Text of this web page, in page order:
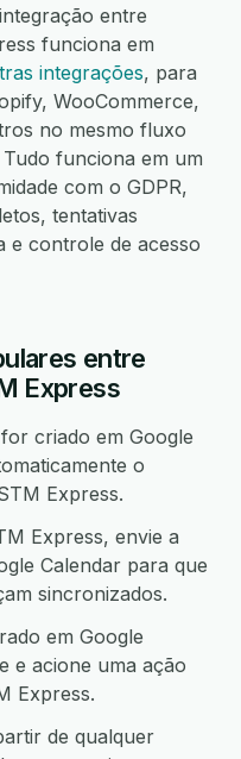
entre
funciona em
integrações, para
WooCommerce,
no mesmo fluxo
funciona em um
com o GDPR,
tentativas
e controle de acesso
entre
Express
criado em Google
o
Express.
Express, envie a
Calendar para que
sincronizados.
em Google
e acione uma ação
Express.
de qualquer